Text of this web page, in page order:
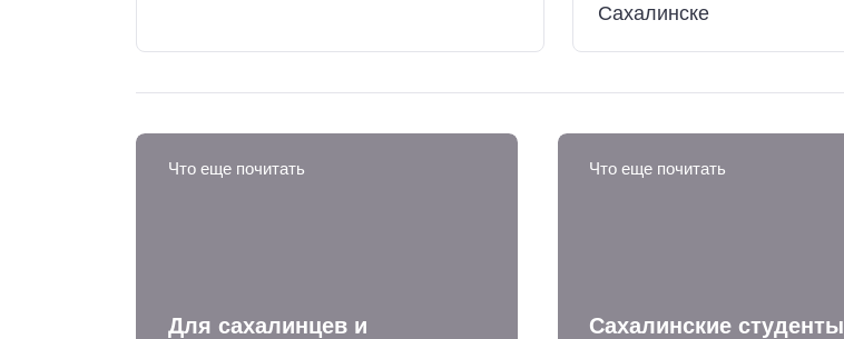
Сахалинске
Что еще почитать
Для сахалинцев и
Что еще почитать
Сахалинские студенты